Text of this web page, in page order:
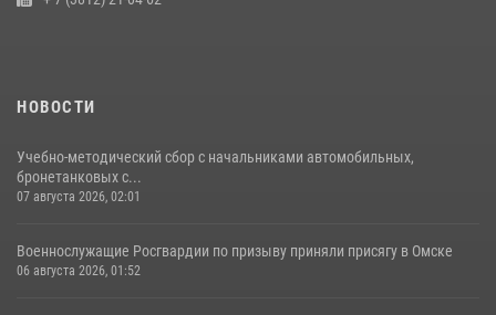
НОВОСТИ
Учебно-методический сбор с начальниками автомобильных,
бронетанковых с...
07 августа 2026, 02:01
Военнослужащие Росгвардии по призыву приняли присягу в Омске
06 августа 2026, 01:52